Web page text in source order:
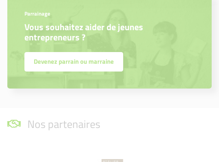
Parrainage
Vous souhaitez aider de jeunes
entrepreneurs ?
Devenez parrain ou marraine
Nos partenaires